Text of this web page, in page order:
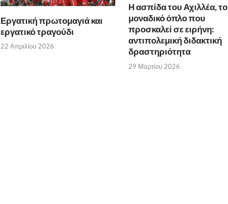
Εργατική πρωτομαγιά και
εργατικό τραγούδι
22 Απριλίου 2026
Η ασπίδα του Αχιλλέα, το
μοναδικό όπλο που
προσκαλεί σε ειρήνη:
αντιπολεμική διδακτική
δραστηριότητα
29 Μαρτίου 2026